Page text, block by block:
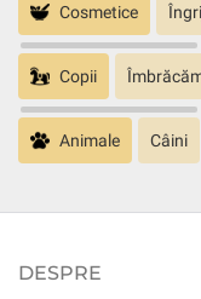
Cosmetice
Copii
Animale Câini
DESPRE